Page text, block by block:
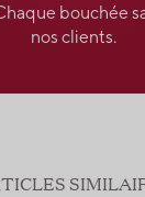
bouchée
nos clients.